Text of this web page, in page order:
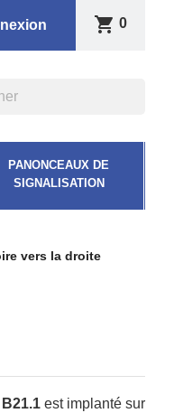
shopping_cart 0
PANONCEAUX DE
SIGNALISATION
vers la droite
B21.1 est implanté sur